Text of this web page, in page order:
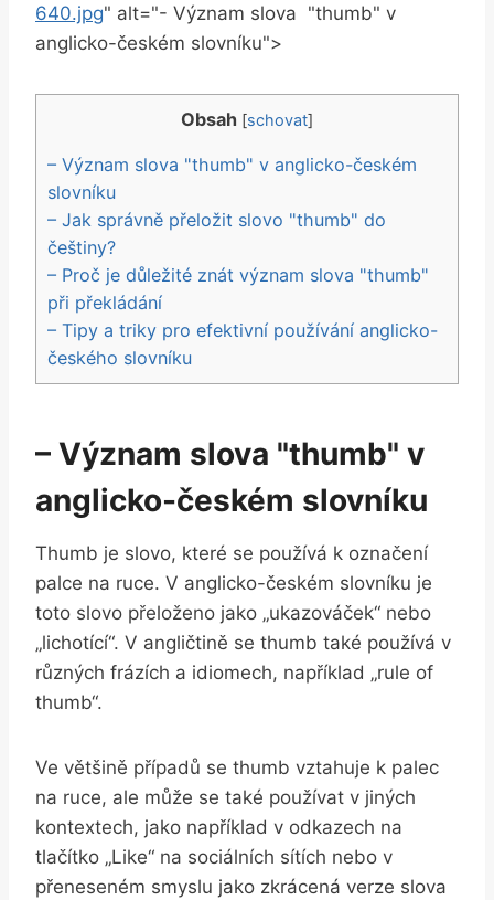
640.jpg" alt="- Význam slova ‍ "thumb" v
⁤anglicko-českém slovníku">
Obsah [schovat]
– Význam ⁣slova "thumb" v anglicko-českém
slovníku
– Jak správně přeložit ‌slovo "thumb" do
češtiny?
– Proč je důležité znát význam slova "thumb"
při překládání
– Tipy a triky pro efektivní používání anglicko-
českého slovníku
– Význam ⁣slova "thumb" v
anglicko-českém slovníku
Thumb je ⁢slovo, které se⁣ používá k označení​
palce na ruce. V anglicko-českém slovníku je
toto slovo přeloženo jako „ukazováček“ nebo
„lichotící“. V angličtině se thumb také ⁤používá v
různých ⁤frázích a ‌idiomech, ⁣například ‌„rule of
thumb“.
Ve většině případů se thumb vztahuje k palec
na ruce, ale může se také používat ‌v jiných
kontextech, jako například v odkazech na
tlačítko „Like“ na sociálních sítích nebo v⁢
přeneseném smyslu jako zkrácená​ verze slova